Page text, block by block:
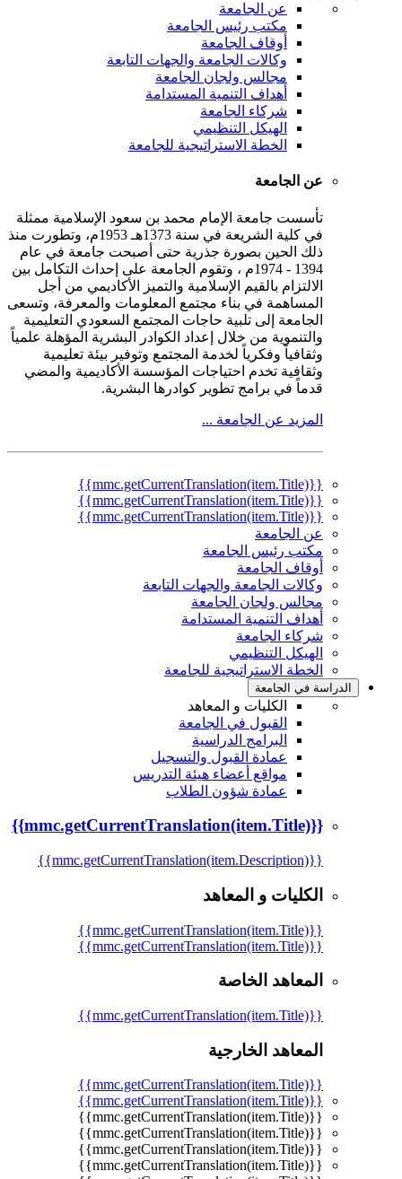
عن الجامعة
مكتب رئيس الجامعة
أوقاف الجامعة
وكالات الجامعة والجهات التابعة
مجالس ولجان الجامعة
أهداف التنمية المستدامة
شركاء الجامعة
الهيكل التنظيمي
الخطة الاستراتيجية للجامعة
عن الجامعة
تأسست جامعة الإمام محمد بن سعود الإسلامية ممثلة
في كلية الشريعة في سنة 1373هـ 1953م، وتطورت منذ
ذلك الحين بصورة جذرية حتى أصبحت جامعة في عام
1394 - 1974م ، وتقوم الجامعة على إحداث التكامل بين
الالتزام بالقيم الإسلامية والتميز الأكاديمي من أجل
المساهمة في بناء مجتمع المعلومات والمعرفة، وتسعى
الجامعة إلى تلبية حاجات المجتمع السعودي التعليمية
والتنموية من خلال إعداد الكوادر البشرية المؤهلة علمياً
وثقافياً وفكرياً لخدمة المجتمع وتوفير بيئة تعليمية
وثقافية تخدم احتياجات المؤسسة الأكاديمية والمضي
قدماً في برامج تطوير كوادرها البشرية.
المزيد عن الجامعة ...
{{mmc.getCurrentTranslation(item.Title)}}
{{mmc.getCurrentTranslation(item.Title)}}
{{mmc.getCurrentTranslation(item.Title)}}
عن الجامعة
مكتب رئيس الجامعة
أوقاف الجامعة
وكالات الجامعة والجهات التابعة
مجالس ولجان الجامعة
أهداف التنمية المستدامة
شركاء الجامعة
الهيكل التنظيمي
الخطة الاستراتيجية للجامعة
الدراسة في الجامعة
الكليات و المعاهد
القبول في الجامعة
البرامج الدراسية
عمادة القبول والتسجيل
مواقع أعضاء هيئة التدريس
عمادة شؤون الطلاب
{{mmc.getCurrentTranslation(item.Title)}}
{{mmc.getCurrentTranslation(item.Description)}}
الكليات و المعاهد
{{mmc.getCurrentTranslation(item.Title)}}
{{mmc.getCurrentTranslation(item.Title)}}
المعاهد الخاصة
{{mmc.getCurrentTranslation(item.Title)}}
المعاهد الخارجية
{{mmc.getCurrentTranslation(item.Title)}}
{{mmc.getCurrentTranslation(item.Title)}}
{{mmc.getCurrentTranslation(item.Title)}}
{{mmc.getCurrentTranslation(item.Title)}}
{{mmc.getCurrentTranslation(item.Title)}}
{{mmc.getCurrentTranslation(item.Title)}}